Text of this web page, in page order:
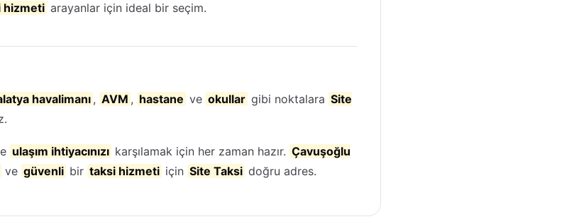
hizmeti arayanlar için ideal bir seçim.
havalimanı, AVM , hastane ve okullar gibi noktalara Site
ulaşım ihtiyacınızı karşılamak için her zaman hazır. Çavuşoğlu
ve güvenli bir taksi hizmeti için Site Taksi doğru adres.